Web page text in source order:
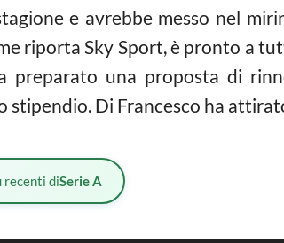
e avrebbe messo nel
riporta Sky Sport, è pronto a
preparato una proposta di
stipendio. Di Francesco ha
recenti diSerie A